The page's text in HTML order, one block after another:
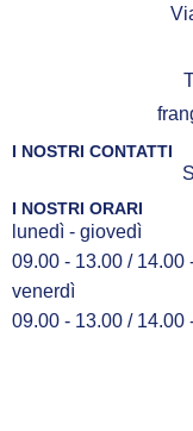
I NOSTRI CONTATTI
I NOSTRI ORARI
lunedì - giovedì
09.00 - 13.00 / 14.00
venerdì
09.00 - 13.00 / 14.00